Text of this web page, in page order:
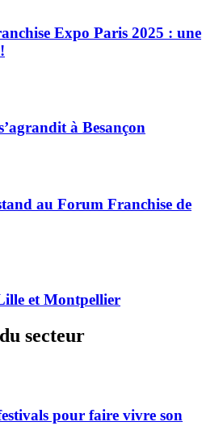
Expo Paris 2025 : une
à Besançon
au Forum Franchise de
et Montpellier
secteur
pour faire vivre son